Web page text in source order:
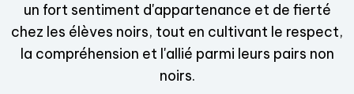
un fort sentiment d'appartenance et de fierté
chez les élèves noirs, tout en cultivant le respect,
la compréhension et l'allié parmi leurs pairs non
noirs.